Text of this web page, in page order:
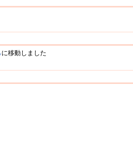
に移動しました